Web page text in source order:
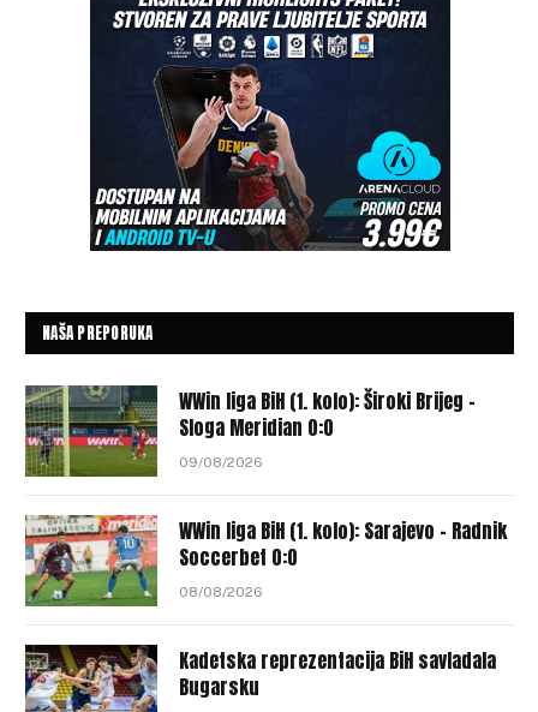
NAŠA PREPORUKA
WWin liga BiH (1. kolo): Široki Brijeg –
Sloga Meridian 0:0
09/08/2026
WWin liga BiH (1. kolo): Sarajevo – Radnik
Soccerbet 0:0
08/08/2026
Kadetska reprezentacija BiH savladala
Bugarsku